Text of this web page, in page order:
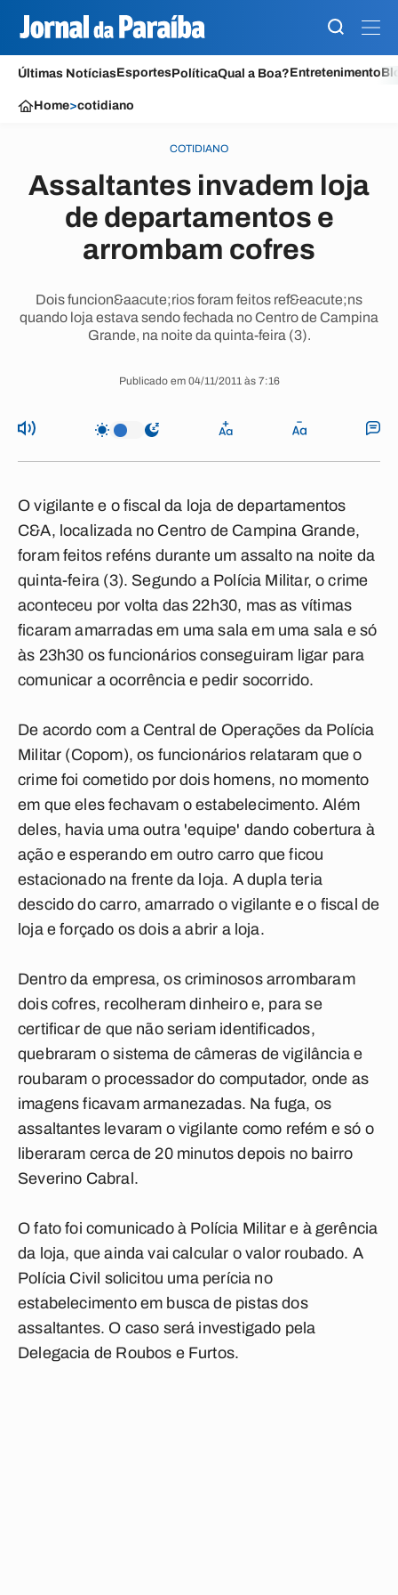
Últimas NotíciasEsportesPolíticaQual a Boa?Entretenimento
Home>cotidiano
COTIDIANO
Assaltantes invadem loja
de departamentos e
arrombam cofres
Dois funcion&aacute;rios foram feitos ref&eacute;ns
quando loja estava sendo fechada no Centro de Campina
Grande, na noite da quinta-feira (3).
Publicado em 04/11/2011 às 7:16
O vigilante e o fiscal da loja de departamentos
C&A, localizada no Centro de Campina Grande,
foram feitos reféns durante um assalto na noite da
quinta-feira (3). Segundo a Polícia Militar, o crime
aconteceu por volta das 22h30, mas as vítimas
ficaram amarradas em uma sala em uma sala e só
às 23h30 os funcionários conseguiram ligar para
comunicar a ocorrência e pedir socorrido.
De acordo com a Central de Operações da Polícia
Militar (Copom), os funcionários relataram que o
crime foi cometido por dois homens, no momento
em que eles fechavam o estabelecimento. Além
deles, havia uma outra 'equipe' dando cobertura à
ação e esperando em outro carro que ficou
estacionado na frente da loja. A dupla teria
descido do carro, amarrado o vigilante e o fiscal de
loja e forçado os dois a abrir a loja.
Dentro da empresa, os criminosos arrombaram
dois cofres, recolheram dinheiro e, para se
certificar de que não seriam identificados,
quebraram o sistema de câmeras de vigilância e
roubaram o processador do computador, onde as
imagens ficavam armanezadas. Na fuga, os
assaltantes levaram o vigilante como refém e só o
liberaram cerca de 20 minutos depois no bairro
Severino Cabral.
O fato foi comunicado à Polícia Militar e à gerência
da loja, que ainda vai calcular o valor roubado. A
Polícia Civil solicitou uma perícia no
estabelecimento em busca de pistas dos
assaltantes. O caso será investigado pela
Delegacia de Roubos e Furtos.